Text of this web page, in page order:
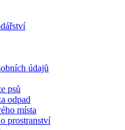
údajů
psů
odpad
místa
prostranství